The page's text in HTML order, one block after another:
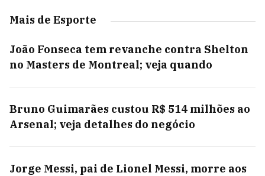
Mais de Esporte
João Fonseca tem revanche contra Shelton
no Masters de Montreal; veja quando
Bruno Guimarães custou R$ 514 milhões ao
Arsenal; veja detalhes do negócio
Jorge Messi, pai de Lionel Messi, morre aos